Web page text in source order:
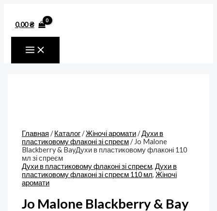
содержимому
0,00₴
Главная /Каталог/Жіночі аромати/Духи в
пластиковому флаконі зі спреєм/ Jo Malone
Blackberry & BayДухи в пластиковому флаконі 110
мл зі спреєм
Духи в пластиковому флаконі зі спреєм,Духи в
пластиковому флаконі зі спреєм 110 мл,Жіночі
аромати
Jo Malone Blackberry & Bay
Jo
Malone
Blackberry
&
BayДухи